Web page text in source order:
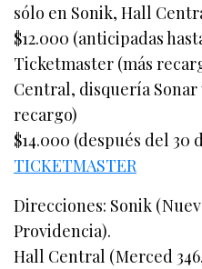
sólo en Sonik, Hall
$12.000 (anticipadas
Ticketmaster (más
Central, disquería
recargo)
$14.000 (después del 30
TICKETMASTER
Direcciones: Sonik
Providencia).
Hall Central (Merced